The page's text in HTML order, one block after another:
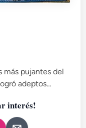
más pujantes del
adeptos…
interés!